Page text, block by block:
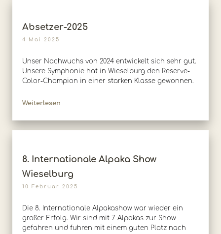
Absetzer-2025
4 Mai 2025
Unser Nachwuchs von 2024 entwickelt sich sehr gut.
Unsere Symphonie hat in Wieselburg den Reserve-
Color-Champion in einer starken Klasse gewonnen.
Weiterlesen
8. Internationale Alpaka Show
Wieselburg
10 Februar 2025
Die 8. Internationale Alpakashow war wieder ein
großer Erfolg. Wir sind mit 7 Alpakas zur Show
gefahren und fuhren mit einem guten Platz nach